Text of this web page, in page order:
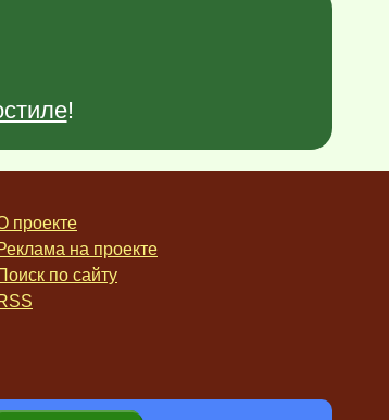
!
проекте
на проекте
по сайту